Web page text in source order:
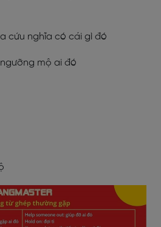
cứu nghĩa có cái gì đó
mộ ai đó